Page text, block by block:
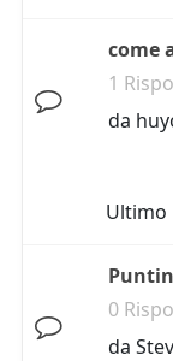
come
1
da
Ultimo
0
da